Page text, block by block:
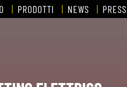
PRODOTTI NEWS PRESS